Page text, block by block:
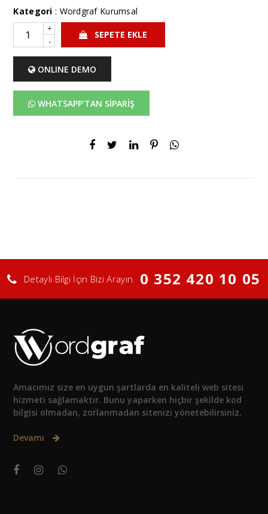
Kategori : Wordgraf Kurumsal
+
-
SEPETE EKLE
ONLINE DEMO
WHATSAPP'TAN SİPARİŞ
Detaylı Bilgi İçin Bizi Arayın 0 352 420 10 05
Amacımız size en uygun şartlarda en kaliteli web sitesi
hizmeti sağlamaktır. Bunu yaparken hiçbir şekilde kod
bilgisi olmadan, zorlanmadan sitenizi yönetebilirsiniz.
Devamı